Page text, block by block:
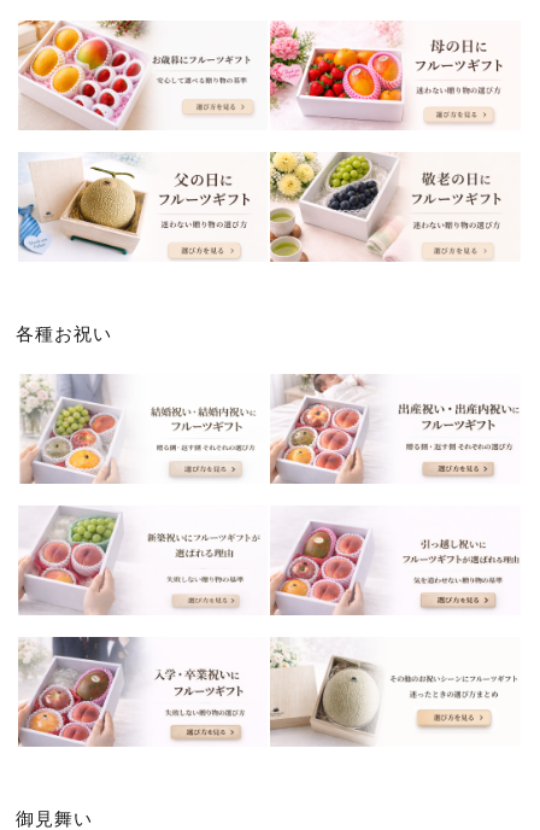
各種お祝い
御見舞い